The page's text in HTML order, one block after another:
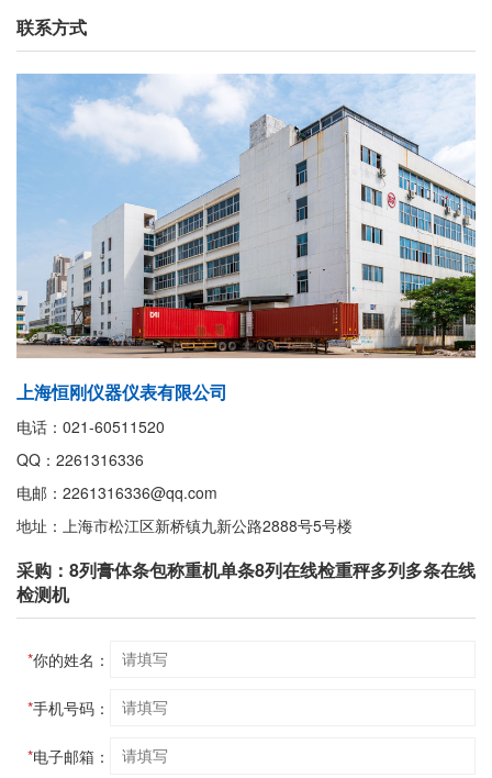
联系方式
上海恒刚仪器仪表有限公司
电话：021-60511520
QQ：2261316336
电邮：2261316336@qq.com
地址：上海市松江区新桥镇九新公路2888号5号楼
采购：8列膏体条包称重机单条8列在线检重秤多列多条在线
检测机
*你的姓名：
*手机号码：
*电子邮箱：